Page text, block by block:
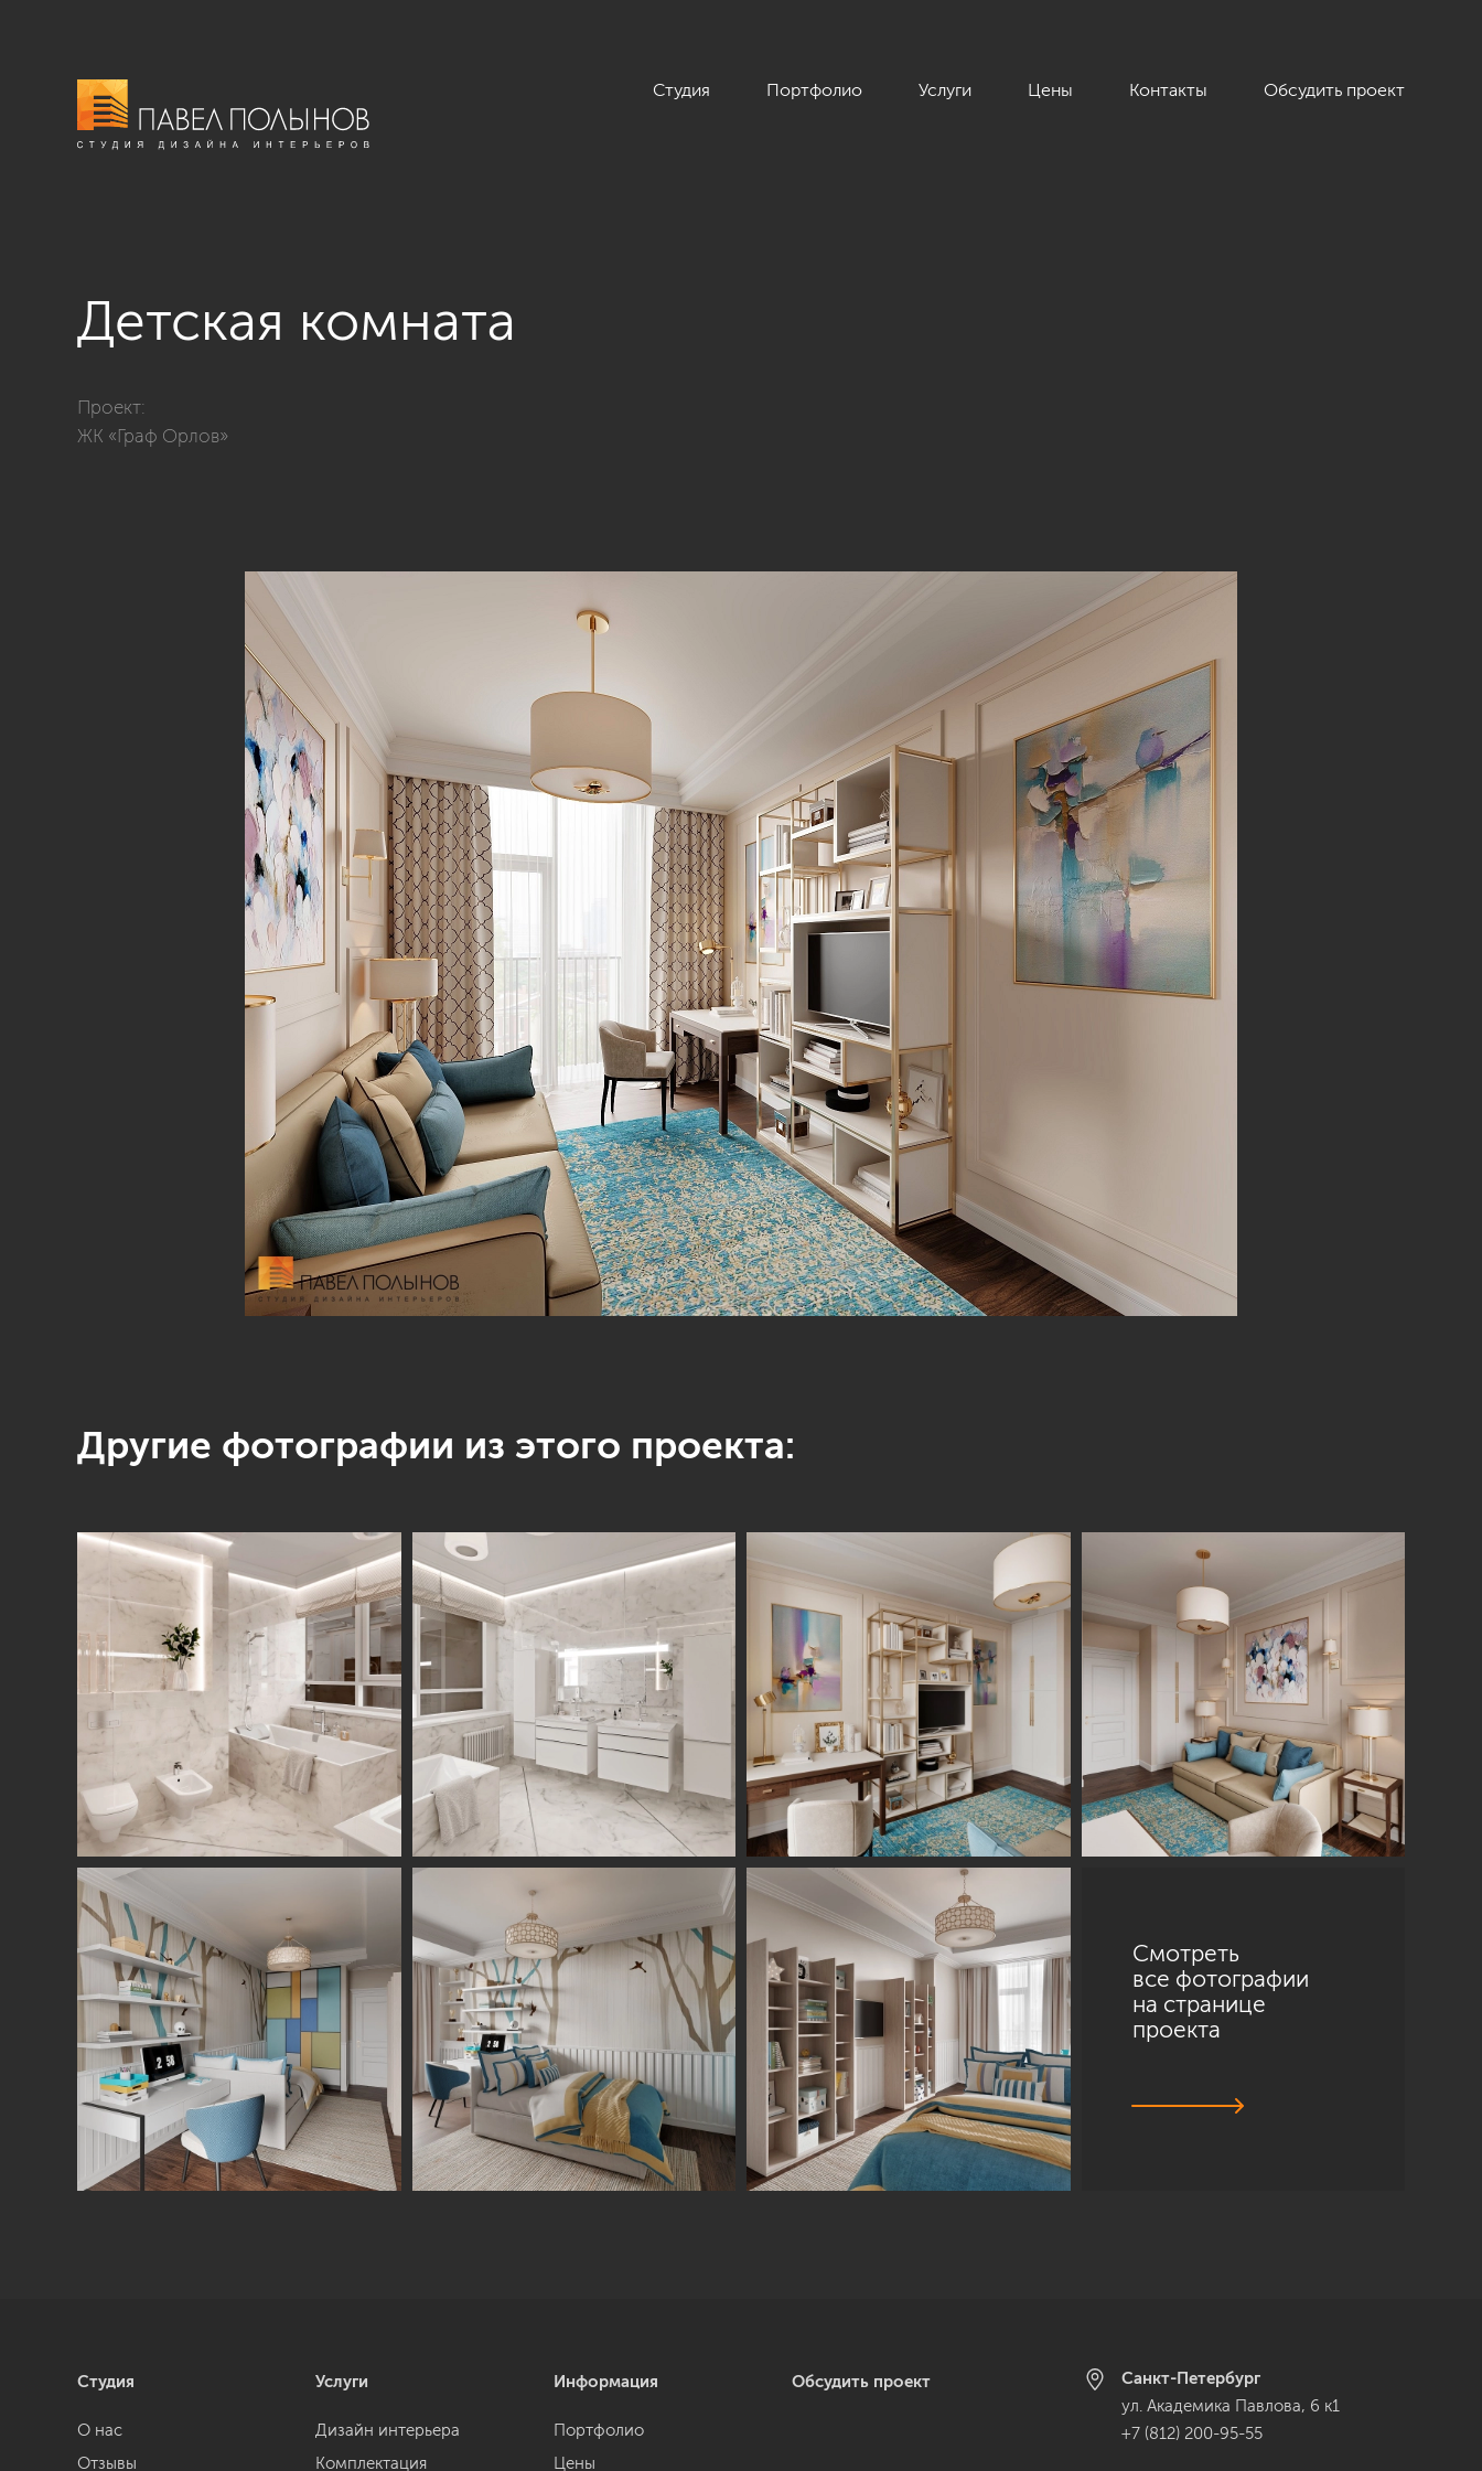
Студия Портфолио Услуги Цены Контакты Обсудить проект
Детская комната
Проект:
ЖК «Граф Орлов»
Другие фотографии из этого проекта:
Смотреть
все фотографии
на странице
проекта
Студия
О нас
Отзывы
Услуги
Дизайн интерьера
Комплектация
Информация
Портфолио
Цены
Обсудить проект
Санкт-Петербург
ул. Академика Павлова, 6 к1
+7 (812) 200-95-55